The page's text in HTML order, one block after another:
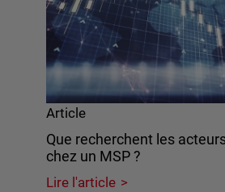
Article
Que recherchent les
chez un MSP ?
Lire l'article